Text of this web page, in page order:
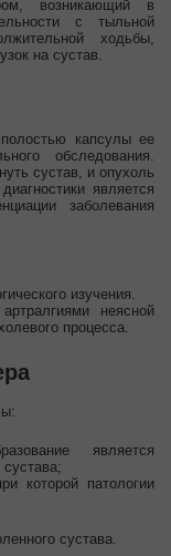
возникающий в
с тыльной
ходьбы,
на сустав.
капсулы ее
обследования.
сустав, и опухоль
является
заболевания
изучения.
неясной
процесса.
является
которой патологии
сустава.